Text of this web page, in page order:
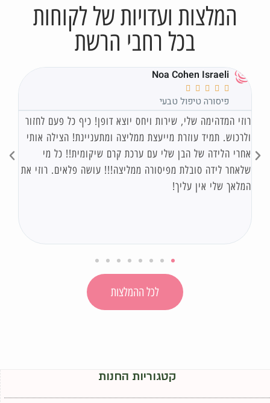
המלצות ועדויות של לקוחות
בכל רחבי הרשת
Noa Cohen Israeli





פיסורה טיפול טבעי
רוזי המדהימה שלי, שירות ויחס יוצא דופן! כיף כל פעם לחזור
ולרכוש. תמיד עוזרת מייעצת ממליצה ומתעניינת! הצילה אותי
אחרי הלידה של הבן שלי עם ערכת קרם שיקומית!! כל מי
שלאחר לידה סובלת מפיסורה ממליצה!!! עושה פלאים. רוזי את
המלאך שלי אין עליך!
לכל ההמלצות
קטגוריות החנות